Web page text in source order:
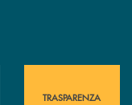
filiali&nbsp; di Banca
immediata?
TRASPARENZA